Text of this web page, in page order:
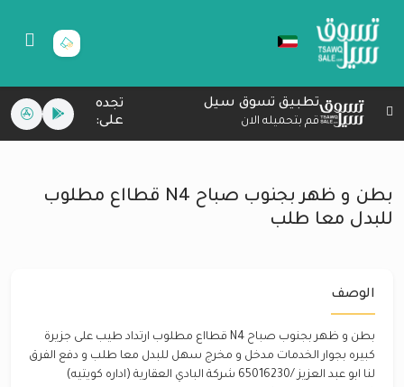
تطبيق تسوق سيل
قم بتحميله الان
تجده
على:
بطن و ظهر بجنوب صباح N4 قطااع مطلوب
للبدل معا طلب
الوصف
بطن و ظهر بجنوب صباح N4 قطااع مطلوب ارتداد طيب على جزيرة
كبيره بجوار الخدمات مدخل و مخرج سهل للبدل معا طلب و دفع الفرق
لنا ابو عبد العزيز /65016230 شركة البادي العقارية (اداره كويتيه)